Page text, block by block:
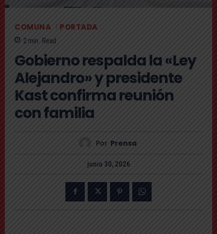
COMUNA PORTADA
2 min. Read
Gobierno respalda la «Ley
Alejandro» y presidente
Kast confirma reunión
con familia
Por Prensa
junio 30, 2026